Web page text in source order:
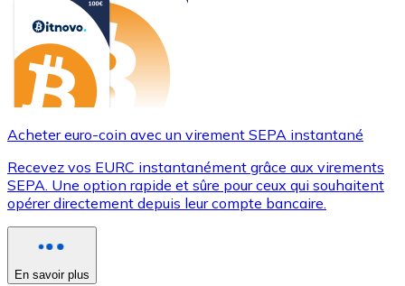
Acheter euro-coin avec un virement SEPA instantané
Recevez vos EURC instantanément grâce aux virements
SEPA. Une option rapide et sûre pour ceux qui souhaitent
opérer directement depuis leur compte bancaire.
En savoir plus